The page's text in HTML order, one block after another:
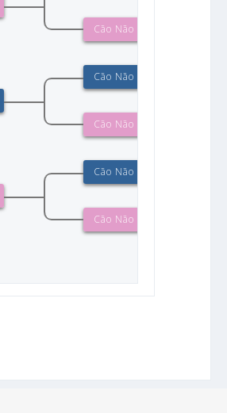
Cão Não Cadastrado
Cão Não Cadastrado
Cão Não Cadastrado
Cão Não Cadastrado
Cão Não Cadastrado